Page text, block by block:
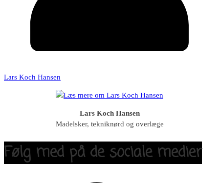
Lars Koch Hansen
Lars Koch Hansen
Madelsker, tekniknørd og overlæge
Følg med på de sociale medier